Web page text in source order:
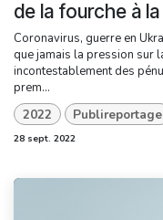
de la fourche à
Coronavirus, guerre en
que jamais la pression sur
incontestablement des
prem...
2022 Publireportage
28 sept. 2022